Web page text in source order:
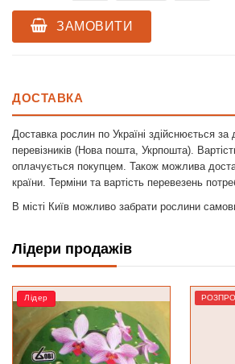
ЗАМОВИТИ
ДОСТАВКА
Доставка рослин по Україні здійснюється
перевізників (Нова пошта, Укрпошта).
оплачується покупцем. Також можлива
країни. Терміни та вартість перевезень
В місті Київ можливо забрати рослини
Лідери продажів